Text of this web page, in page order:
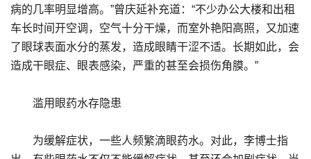
病的几率明显增高。”曾庆延补充道：“不少办公大楼和出租
车长时间开空调，空气十分干燥，而室外艳阳高照，又加速
了眼球表面水分的蒸发，造成眼睛干涩不适。长期如此，会
造成干眼症、眼表感染，严重的甚至会损伤角膜。”
滥用眼药水存隐患
为缓解症状，一些人频繁滴眼药水。对此，李博士指